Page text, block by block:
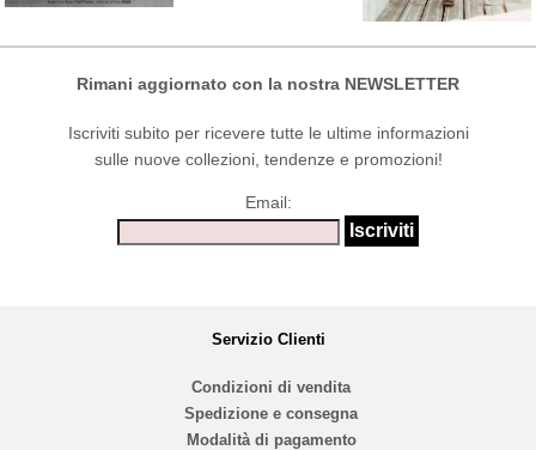
Rimani aggiornato con la nostra NEWSLETTER
Iscriviti subito per ricevere tutte le ultime informazioni
sulle nuove collezioni, tendenze e promozioni!
Email:
Servizio Clienti
Condizioni di vendita
Spedizione e consegna
Modalità di pagamento